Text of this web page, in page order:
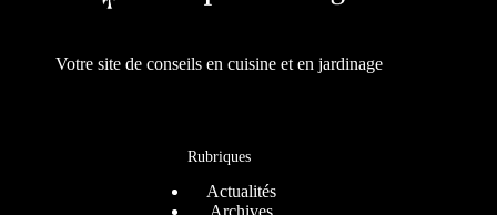
Votre site de conseils en cuisine et en jardinage
Rubriques
Actualités